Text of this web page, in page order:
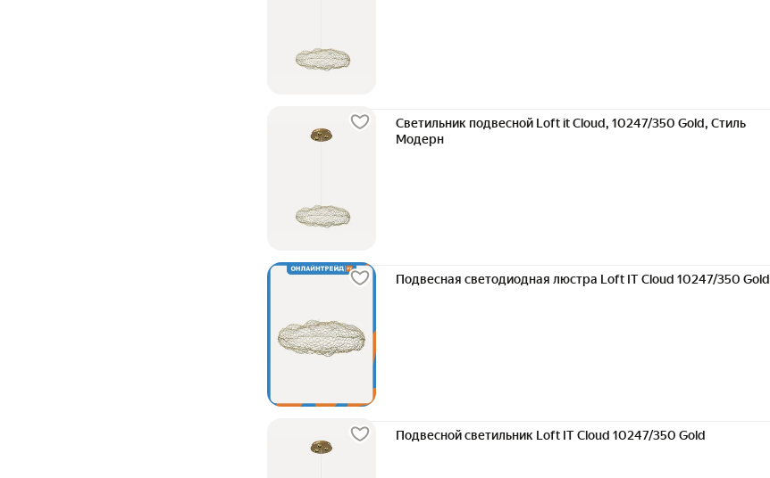
Светильник подвесной Loft it Cloud, 10247/350 Gold, Стиль
Модерн
Подвесная светодиодная люстра Loft IT Cloud 10247/350 Gold
Подвесной светильник Loft IT Cloud 10247/350 Gold